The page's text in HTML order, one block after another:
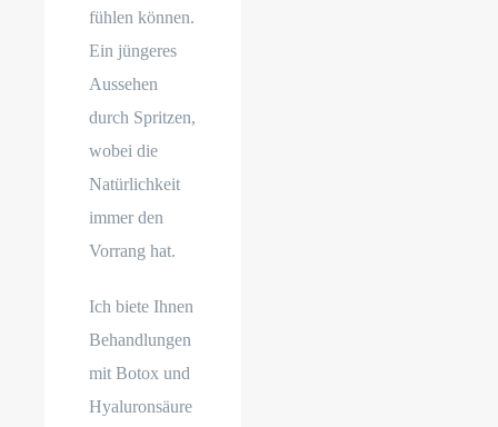
fühlen können.
Ein jüngeres
Aussehen
durch Spritzen,
wobei die
Natürlichkeit
immer den
Vorrang hat.
Ich biete Ihnen
Behandlungen
mit Botox und
Hyaluronsäure